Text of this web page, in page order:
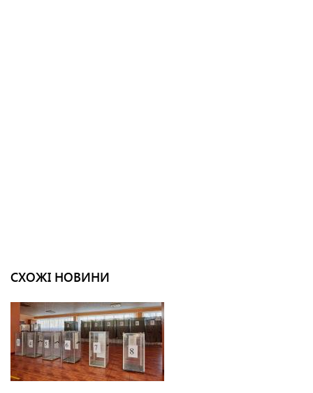
СХОЖІ НОВИНИ